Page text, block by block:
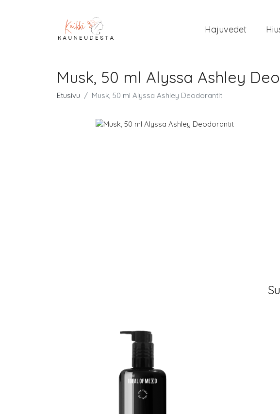
Hajuvedet
Musk, 50 ml Alyssa Ashley
Etusivu Musk, 50 ml Alyssa Ashley Deodorantit